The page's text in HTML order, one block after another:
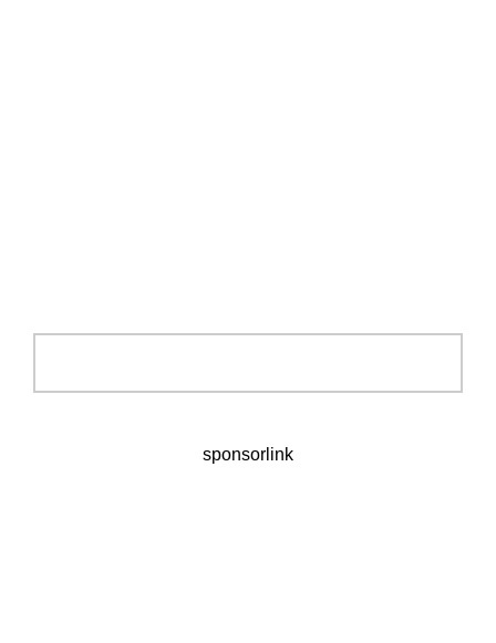
sponsorlink